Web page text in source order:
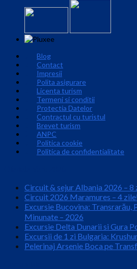
Blog
Contact
Impresii
Polita asigurare
Licenta turism
Termeni si conditii
Protectia Datelor
Contractul cu turistul
Brevet turism
ANPC
Politica cookie
Politica de confidentialitate
Circuit & sejur Albania 2026 – 8
Circuit 2026 Maramures – 4
Excursie Bucovina: Transrarău,
Minunate – 2026
Excursie Delta Dunarii si Gura
Excursii de 1 zi Bulgaria:
Pelerinaj Arsenie Boca pe